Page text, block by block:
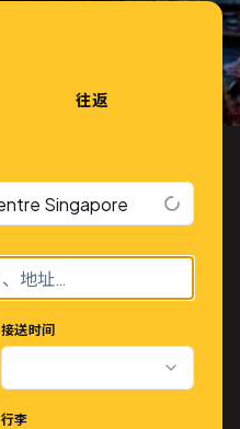
往返
接送时间
行李